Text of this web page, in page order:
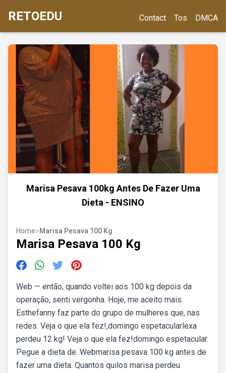
RETOEDU Contact Tos DMCA
Marisa Pesava 100kg Antes De Fazer Uma
Dieta - ENSINO
Home>Marisa Pesava 100 Kg
Marisa Pesava 100 Kg
Web — então, quando voltei aos 100 kg depois da
operação, senti vergonha. Hoje, me aceito mais.
Esthefanny faz parte do grupo de mulheres que, nas
redes. Veja o que ela fez!,domingo espetacularlexa
perdeu 12 kg! Veja o que ela fez!domingo espetacular.
Pegue a dieta de. Webmarisa pesava 100 kg antes de
fazer uma dieta. Quantos quilos marisa perdeu